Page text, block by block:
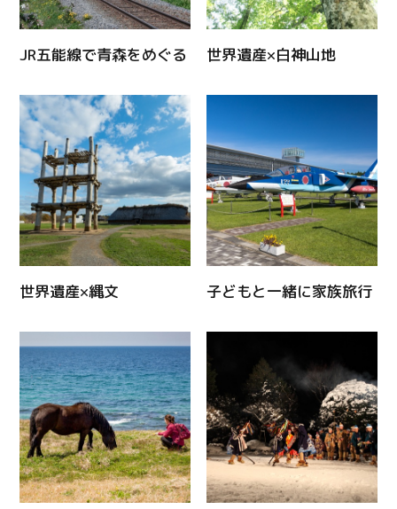
JR五能線で青森をめぐる 世界遺産×白神山地
世界遺産×縄文 子どもと一緒に家族旅行